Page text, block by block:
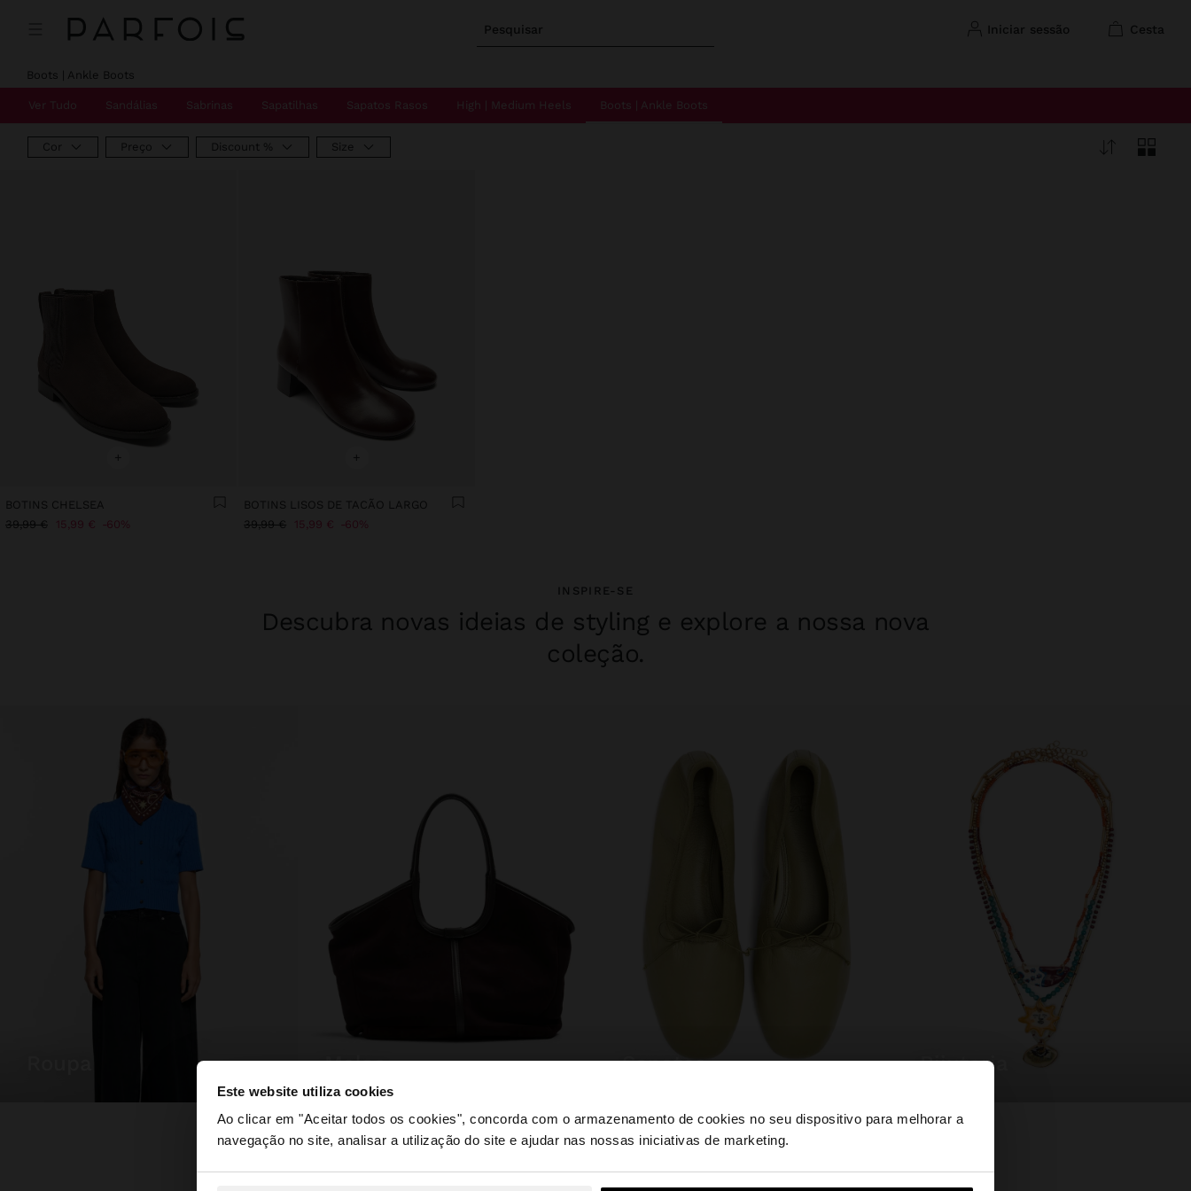
Este website utiliza cookies
Ao clicar em "Aceitar todos os cookies", concorda com o armazenamento de cookies no seu dispositivo para melhorar a
navegação no site, analisar a utilização do site e ajudar nas nossas iniciativas de marketing.
Pesquisar iniciar sessão cesta
olá
Está a aceder ao site a partir de Portugal. Deseja navegar no nosso site United States?
Boots | Ankle Boots
Ver Tudo Sandálias Sabrinas Sapatilhas Sapatos Rasos High | Medium Heels Boots | Ankle Boots
Cor Preço Discount % Size
+
BOTINS CHELSEA
39,99 € 15,99 € 60%
+
BOTINS LISOS DE TACÃO LARGO
39,99 € 15,99 € 60%
INSPIRE-SE
Descubra novas ideias de styling e explore a nossa nova
coleção.
malas sapatos bijuteria
PODERÁ INTERESSAR-LHE